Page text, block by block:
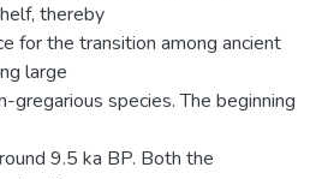
thereby
for the transition among ancient
large
gregarious species. The beginning
9.5 ka BP. Both the